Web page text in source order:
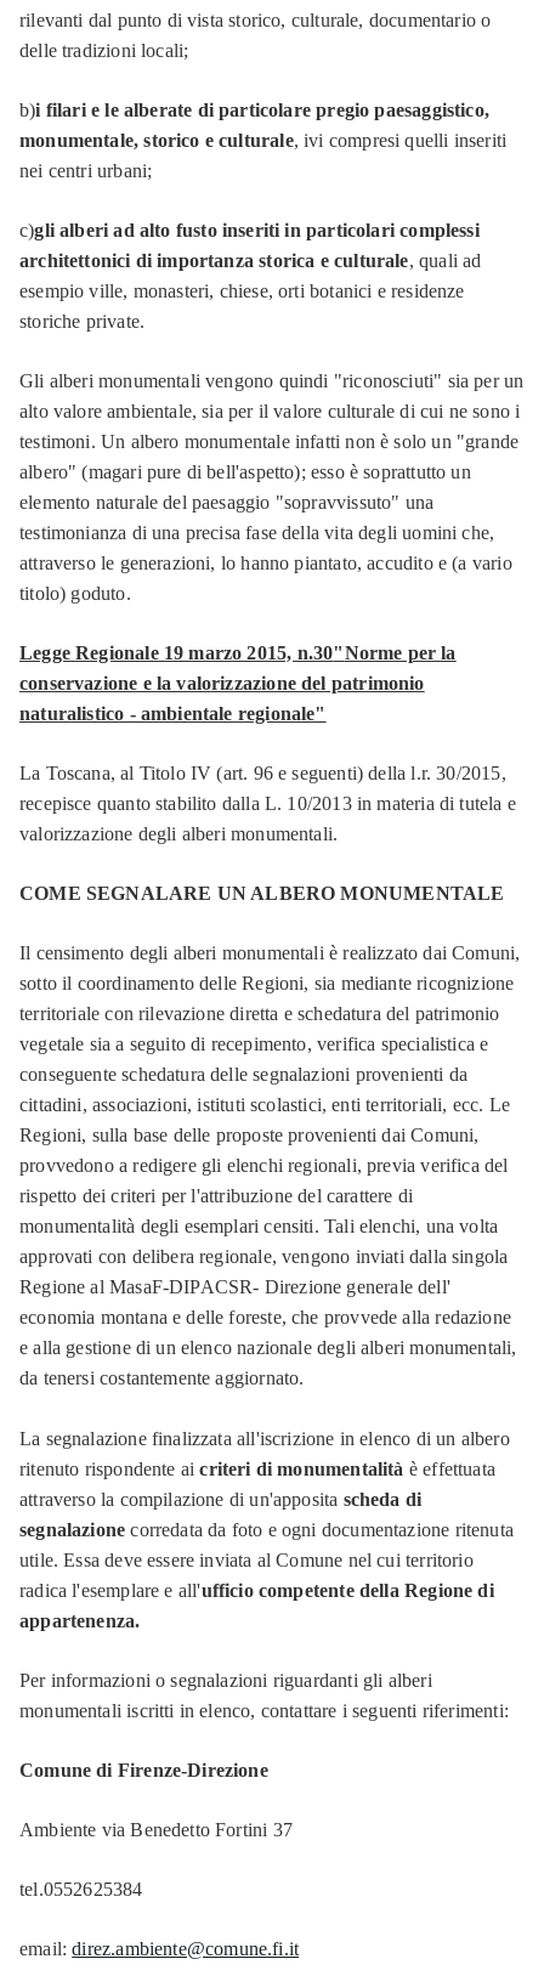
rilevanti dal punto di vista storico, culturale, documentario o
delle tradizioni locali;
b)i filari e le alberate di particolare pregio paesaggistico,
monumentale, storico e culturale, ivi compresi quelli inseriti
nei centri urbani;
c)gli alberi ad alto fusto inseriti in particolari complessi
architettonici di importanza storica e culturale, quali ad
esempio ville, monasteri, chiese, orti botanici e residenze
storiche private.
Gli alberi monumentali vengono quindi "riconosciuti" sia per un
alto valore ambientale, sia per il valore culturale di cui ne sono i
testimoni. Un albero monumentale infatti non è solo un "grande
albero" (magari pure di bell'aspetto); esso è soprattutto un
elemento naturale del paesaggio "sopravvissuto" una
testimonianza di una precisa fase della vita degli uomini che,
attraverso le generazioni, lo hanno piantato, accudito e (a vario
titolo) goduto.
Legge Regionale 19 marzo 2015, n.30"Norme per la
conservazione e la valorizzazione del patrimonio
naturalistico - ambientale regionale"
La Toscana, al Titolo IV (art. 96 e seguenti) della l.r. 30/2015,
recepisce quanto stabilito dalla L. 10/2013 in materia di tutela e
valorizzazione degli alberi monumentali.
COME SEGNALARE UN ALBERO MONUMENTALE
Il censimento degli alberi monumentali è realizzato dai Comuni,
sotto il coordinamento delle Regioni, sia mediante ricognizione
territoriale con rilevazione diretta e schedatura del patrimonio
vegetale sia a seguito di recepimento, verifica specialistica e
conseguente schedatura delle segnalazioni provenienti da
cittadini, associazioni, istituti scolastici, enti territoriali, ecc. Le
Regioni, sulla base delle proposte provenienti dai Comuni,
provvedono a redigere gli elenchi regionali, previa verifica del
rispetto dei criteri per l'attribuzione del carattere di
monumentalità degli esemplari censiti. Tali elenchi, una volta
approvati con delibera regionale, vengono inviati dalla singola
Regione al MasaF-DIPACSR- Direzione generale dell'
economia montana e delle foreste, che provvede alla redazione
e alla gestione di un elenco nazionale degli alberi monumentali,
da tenersi costantemente aggiornato.
La segnalazione finalizzata all'iscrizione in elenco di un albero
ritenuto rispondente aicriteri di monumentalità è effettuata
attraverso la compilazione di un'apposita scheda di
segnalazionecorredata da foto e ogni documentazione ritenuta
utile. Essa deve essere inviata al Comune nel cui territorio
radica l'esemplare e all'ufficio competente della Regione di
appartenenza.
Per informazioni o segnalazioni riguardanti gli alberi
monumentali iscritti in elenco, contattare i seguenti riferimenti:
Comune di Firenze-Direzione
Ambiente via Benedetto Fortini 37
tel.0552625384
email:direz.ambiente@comune.fi.it